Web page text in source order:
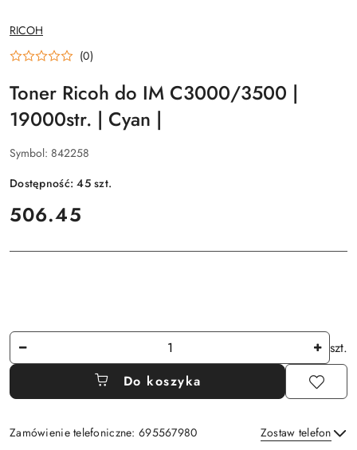
NAZWA
PRODUCENTA:
RICOH
(0)
Toner Ricoh do IM C3000/3500 |
19000str. | Cyan |
Symbol: 842258
Dostępność:45szt.
cena:
506.45
Ilość
szt.
Do koszyka
Zamówienie telefoniczne: 695567980 Zostaw telefon